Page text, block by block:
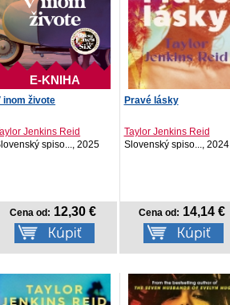
E-KNIHA
inom živote
Jenkins Reid
spiso..., 2025
Cena od: 12,30 €
Pravé lásky
Taylor Jenkins Reid
Slovenský spiso..., 2024
Cena od: 14,14 €